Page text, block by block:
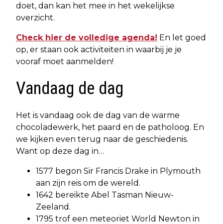
doet, dan kan het mee in het wekelijkse
overzicht.
Check hier de volledige agenda! En let goed
op, er staan ook activiteiten in waarbij je je
vooraf moet aanmelden!
Vandaag de dag
Het is vandaag ook de dag van de warme
chocoladewerk, het paard en de patholoog. En
we kijken even terug naar de geschiedenis.
Want op deze dag in…
1577 begon Sir Francis Drake in Plymouth
aan zijn reis om de wereld.
1642 bereikte Abel Tasman Nieuw-
Zeeland.
1795 trof een meteoriet World Newton in